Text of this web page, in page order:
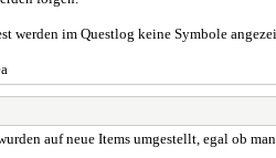
werden im Questlog keine Symbole
auf neue Items umgestellt, egal ob